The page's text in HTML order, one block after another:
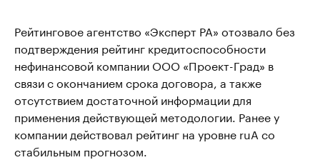
Рейтинговое агентство «Эксперт РА» отозвало без
подтверждения рейтинг кредитоспособности
нефинансовой компании ООО «Проект-Град» в
связи с окончанием срока договора, а также
отсутствием достаточной информации для
применения действующей методологии. Ранее у
компании действовал рейтинг на уровне ruA со
стабильным прогнозом.